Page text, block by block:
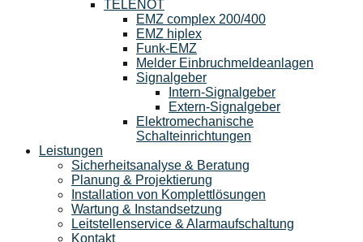
TELENOT
EMZ complex 200/400
EMZ hiplex
Funk-EMZ
Melder Einbruchmeldeanlagen
Signalgeber
Intern-Signalgeber
Extern-Signalgeber
Elektromechanische
Schalteinrichtungen
Leistungen
Sicherheitsanalyse & Beratung
Planung & Projektierung​
Installation von Komplettlösungen
Wartung & Instandsetzung
Leitstellenservice & Alarmaufschaltung
Kontakt